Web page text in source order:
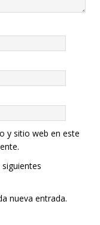
y sitio web en este
nueva entrada.